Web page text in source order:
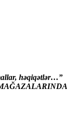
həqiqətlər…”